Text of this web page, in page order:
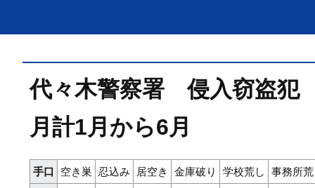
代々木警察署 侵入窃盗犯
月計1月から6月
手口 空き巣 忍込み 居空き 金庫破り 学校荒し
事務所